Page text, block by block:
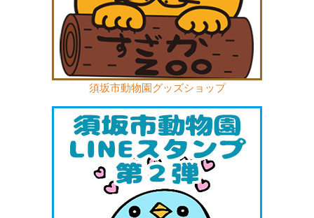
須坂市動物園グッズショップ